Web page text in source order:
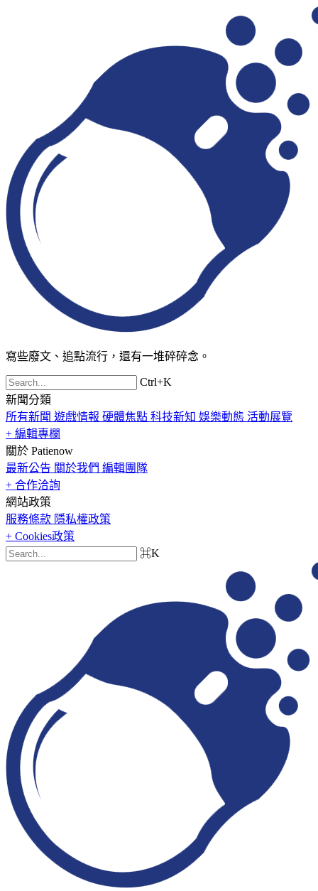
寫些廢文、追點流行，還有一堆碎碎念。
Ctrl+K
新聞分類
所有新聞 遊戲情報 硬體焦點 科技新知 娛樂動態 活動展覽
+ 編輯專欄
關於 Patienow
最新公告 關於我們 編輯團隊
+ 合作洽詢
網站政策
服務條款 隱私權政策
+ Cookies政策
⌘K